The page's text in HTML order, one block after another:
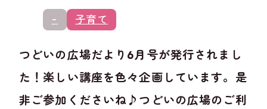
- 子育て
つどいの広場だより6月号が発行されまし
た！楽しい講座を色々企画しています。是
非ご参加くださいね♪つどいの広場のご利